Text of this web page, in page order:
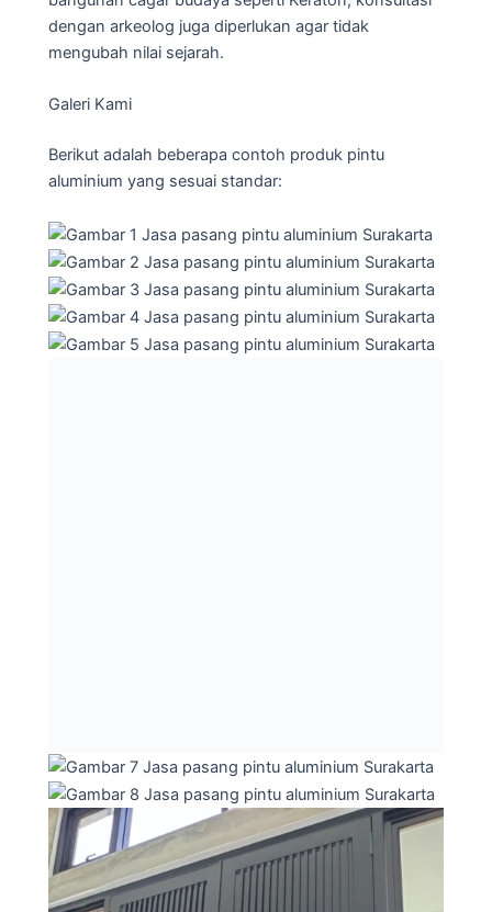
dengan arkeolog juga diperlukan agar tidak
mengubah nilai sejarah.
Galeri Kami
Berikut adalah beberapa contoh produk pintu
aluminium yang sesuai standar: